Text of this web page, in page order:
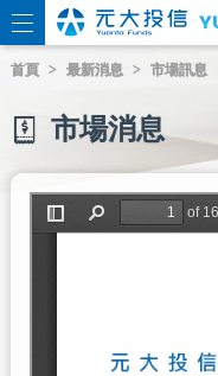
首頁 最新消息 市場訊息
市場消息